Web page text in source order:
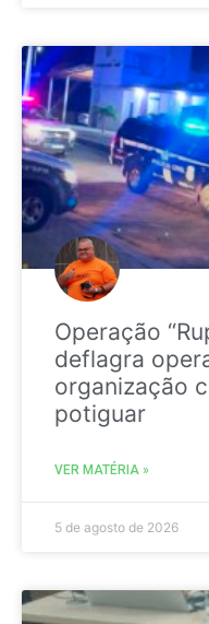
Operação
deflagra
organização
potiguar
VER MATÉRIA »
5 de agosto de 2026